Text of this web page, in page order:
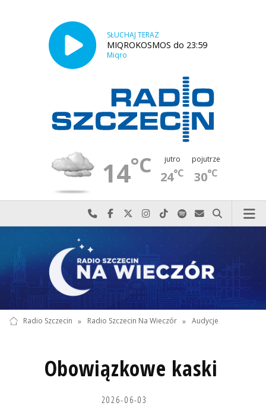
SŁUCHAJ TERAZ
MIQROKOSMOS do 23:59
Miqro
14°C jutro
24°C
pojutrze
30°C
Najlepiej po prostu do nas zadzwoń
Odwiedź nas na Facebook-u
Odwiedź nas na X
Odwiedź nas na Instagram-ie
Odwiedź nas na TikTok-u
Szukaj nas na Spotify
Wyślij do nas
Szukaj
Radio Szczecin » Radio Szczecin Na Wieczór » Audycje
Obowiązkowe kaski
2026-06-03